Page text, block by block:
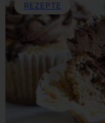
REZEPTE